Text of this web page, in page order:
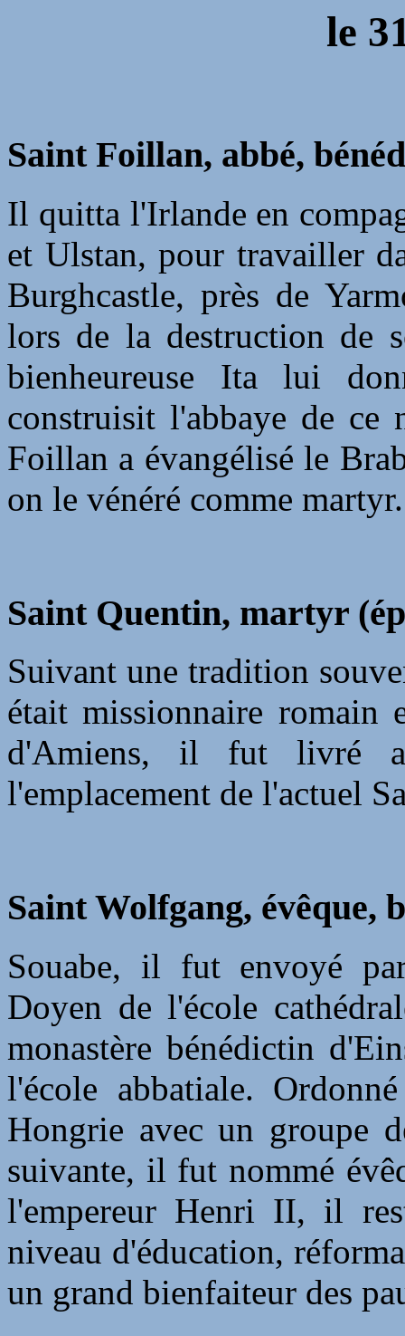
le
Saint Foillan, abbé,
Il quitta l'Irlande en
et Ulstan, pour travailler
Burghcastle, près de
lors de la destruction de
bienheureuse Ita lui
construisit l'abbaye de
Foillan a évangélisé le
on le vénéré comme martyr.
Saint Quentin, martyr
Suivant une tradition
était missionnaire romain
d'Amiens, il fut livré
l'emplacement de l'actuel
Saint Wolfgang, évêque,
Souabe, il fut envoyé
Doyen de l'école
monastère bénédictin
l'école abbatiale.
Hongrie avec un groupe
suivante, il fut nommé
l'empereur Henri II, il
niveau d'éducation,
un grand bienfaiteur des